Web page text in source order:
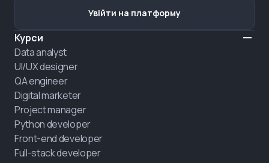
Курси
Data analyst
UI/UX designer
QA engineer
Digital marketer
Project manager
Python developer
Front-end developer
Full-stack developer
Увійти на платформу